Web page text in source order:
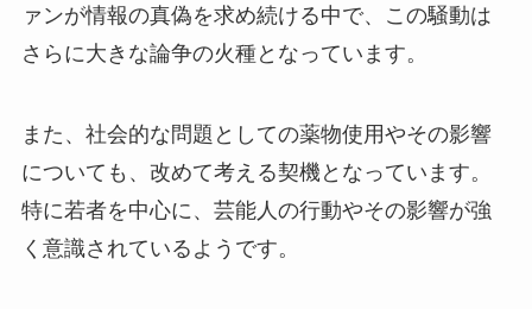
ァンが情報の真偽を求め続ける中で、この騒動は
さらに大きな論争の火種となっています。
また、社会的な問題としての薬物使用やその影響
についても、改めて考える契機となっています。
特に若者を中心に、芸能人の行動やその影響が強
く意識されているようです。